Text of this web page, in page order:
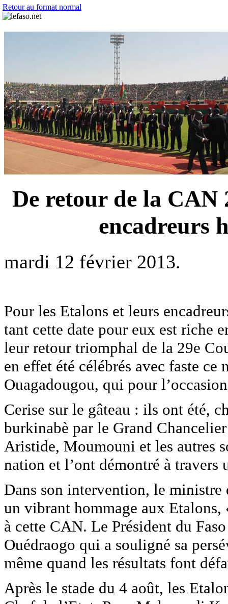
Retour au format normal
De retour de la CAN
encadreurs
mardi 12 février 2013.
Pour les Etalons et leurs
tant cette date pour eux est riche
leur retour triomphal de la 29e
en effet été célébrés avec faste ce
Ouagadougou, qui pour
Cerise sur le gâteau : ils ont été,
burkinabè par le Grand
Aristide, Moumouni et les autres
nation et l’ont démontré à
Dans son intervention, le ministre
un vibrant hommage aux Etalons,
à cette CAN. Le Président du
Ouédraogo qui a souligné sa
même quand les résultats font
Après le stade du 4 août, les